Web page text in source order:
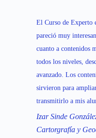
El Curso de Experto
pareció muy
cuanto a contenidos
todos los niveles,
avanzado. Los
sirvieron para
transmitirlo a mis
Izar Sinde
Cartorgrafía y